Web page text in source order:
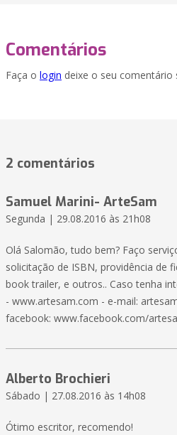
Comentários
Faça o login deixe o seu comentário
2 comentários
Samuel Marini- ArteSam
Segunda | 29.08.2016 às 21h08
Olá Salomão, tudo bem? Faço
solicitação de ISBN, providência de
book trailer, e outros.. Caso tenha
- www.artesam.com - e-mail:
facebook: www.facebook.com/
Alberto Brochieri
Sábado | 27.08.2016 às 14h08
Ótimo escritor, recomendo!